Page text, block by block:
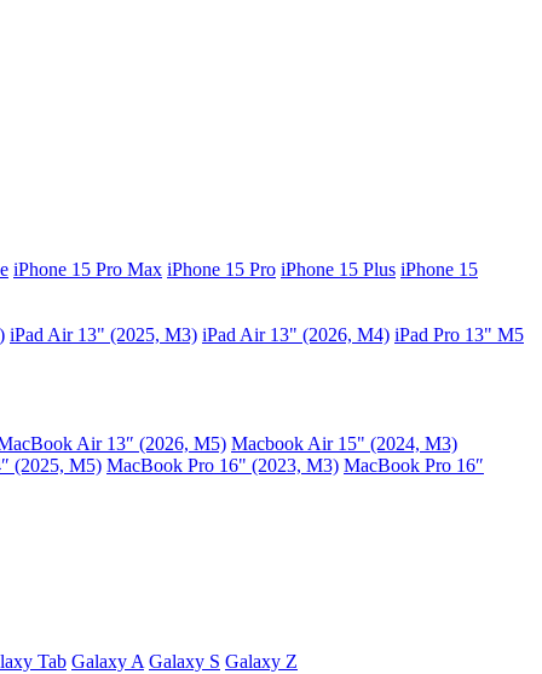
iPhone 15 Pro Max iPhone 15 Pro iPhone 15 Plus iPhone 15
iPad Air 13" (2025, M3) iPad Air 13" (2026, M4) iPad Pro 13" M5
Air 13″ (2026, M5) Macbook Air 15" (2024, M3)
(2025, M5) MacBook Pro 16" (2023, M3) MacBook Pro 16″
Tab Galaxy A Galaxy S Galaxy Z